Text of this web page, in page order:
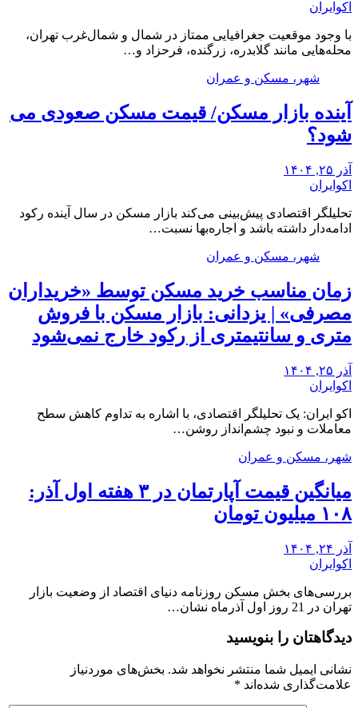
اکوایران
با وجود موقعیت جغرافیایی ممتاز در شمال و شمال‌غرب تهران،
محله‌هایی مانند گلابدره، زرگنده، فرحزاد و…
شهر، مسکن و عمران
آینده بازار مسکن/ قیمت مسکن صعودی می
شود؟
آذر ۲۵, ۱۴۰۴
اکوایران
تحلیلگر اقتصادی پیش‌بینی می‌کند بازار مسکن در سال آینده رکود
ادامه‌دار داشته باشد و اجاره‌بها نسبت…
شهر، مسکن و عمران
زمان مناسب خرید مسکن توسط «خریداران
مصرفی» | یزدانی: بازار مسکن با فروش
متری و سانتیمتری از رکود خارج نمی‌شود
آذر ۲۵, ۱۴۰۴
اکوایران
اکو ایران: یک تحلیلگر اقتصادی، با اشاره به تداوم کاهش سطح
معاملات و نبود چشم‌انداز روشن…
شهر، مسکن و عمران
میانگین قیمت آپارتمان در ۳ هفته اول آذر:
۱۰۸ میلیون تومان
آذر ۲۴, ۱۴۰۴
اکوایران
بررسی‌های بخش مسکن روزنامه دنیای اقتصاد از وضعیت بازار
تهران در 21 روز اول آذرماه نشان…
دیدگاهتان را بنویسید
نشانی ایمیل شما منتشر نخواهد شد. بخش‌های موردنیاز
علامت‌گذاری شده‌اند *